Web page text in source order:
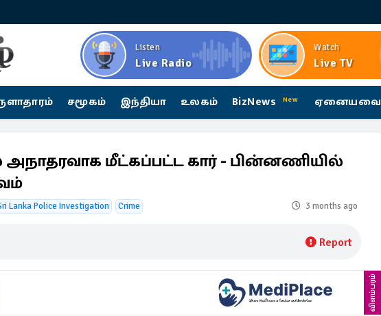
Listen
Live Radio
Watch
Live TV
சமூகம் இந்தியா உலகம் BizNews New ஏனையவை
அநாதரவாக மீட்கப்பட்ட கார் - பின்னணியில்
Lanka Police Investigation Crime 3 months ago
Report
விளம்பரம்